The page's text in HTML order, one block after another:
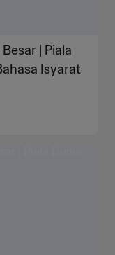
| Piala
Isyarat